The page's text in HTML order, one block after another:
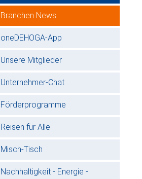
Branchen News
oneDEHOGA-App
Unsere Mitglieder
Unternehmer-Chat
Förderprogramme
Reisen für Alle
Misch-Tisch
Nachhaltigkeit - Energie -